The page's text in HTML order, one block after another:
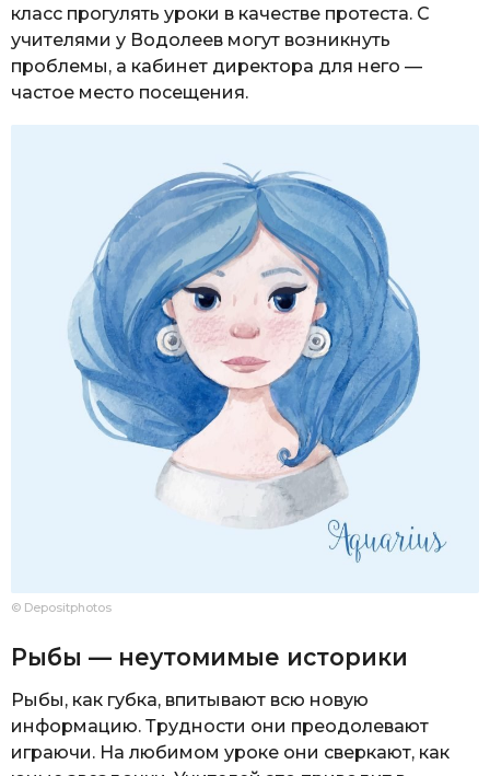
класс прогулять уроки в качестве протеста. С
учителями у Водолеев могут возникнуть
проблемы, а кабинет директора для него —
частое место посещения.
© Depositphotos
Рыбы — неутомимые историки
Рыбы, как губка, впитывают всю новую
информацию. Трудности они преодолевают
играючи. На любимом уроке они сверкают, как